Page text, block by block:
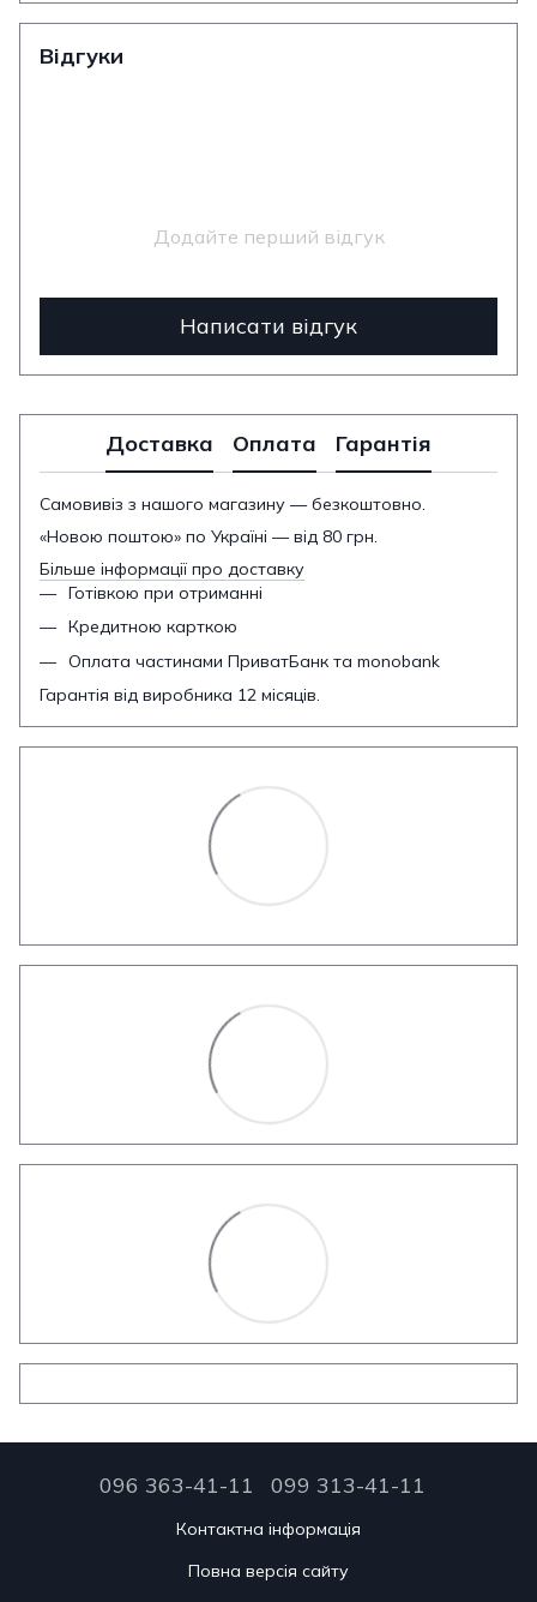
Відгуки
Додайте перший відгук
Написати відгук
Доставка Оплата Гарантія
Самовивіз з нашого магазину — безкоштовно.
«Новою поштою» по Україні — від 80 грн.
Більше інформації про доставку
Готівкою при отриманні
Кредитною карткою
Оплата частинами ПриватБанк та monobank
Гарантія від виробника 12 місяців.
096 363-41-11 099 313-41-11
Контактна інформація
Повна версія сайту